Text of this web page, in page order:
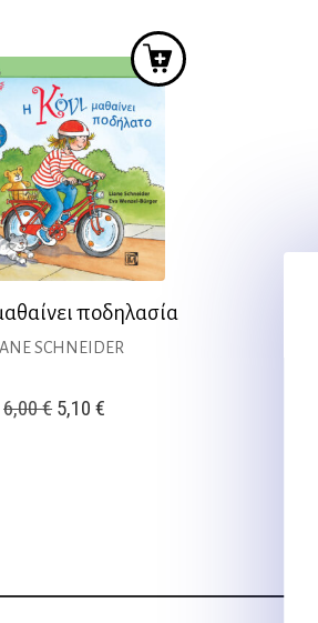
ποδηλασία
SCHNEIDER
6,00€ Original
5,10€